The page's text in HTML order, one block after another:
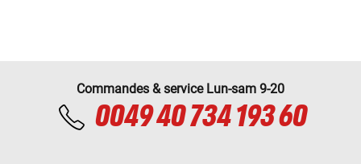
Commandes & service Lun-sam 9-20
0049 40 734 193 60